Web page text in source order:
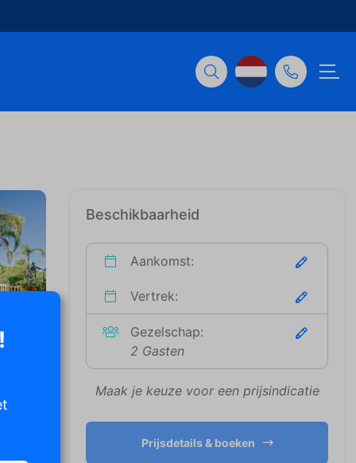
Beschikbaarheid
Aankomst:
Vertrek:
Gezelschap:
2 Gasten
Maak je keuze voor een prijsindicatie
Prijsdetails & boeken